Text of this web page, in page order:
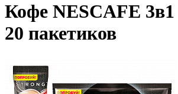
Кофе NESCAFE
20 пакетиков